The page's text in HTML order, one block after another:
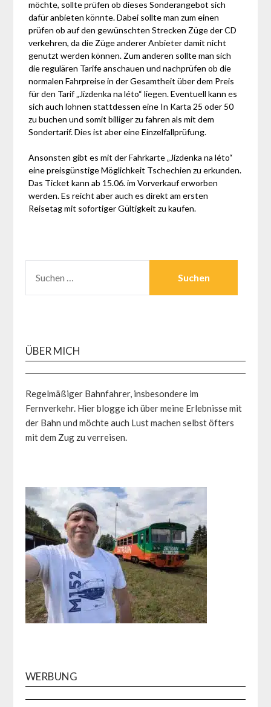
möchte, sollte prüfen ob dieses Sonderangebot sich
dafür anbieten könnte. Dabei sollte man zum einen
prüfen ob auf den gewünschten Strecken Züge der CD
verkehren, da die Züge anderer Anbieter damit nicht
genutzt werden können. Zum anderen sollte man sich
die regulären Tarife anschauen und nachprüfen ob die
normalen Fahrpreise in der Gesamtheit über dem Preis
für den Tarif „Jízdenka na léto“ liegen. Eventuell kann es
sich auch lohnen stattdessen eine In Karta 25 oder 50
zu buchen und somit billiger zu fahren als mit dem
Sondertarif. Dies ist aber eine Einzelfallprüfung.
Ansonsten gibt es mit der Fahrkarte „Jízdenka na léto“
eine preisgünstige Möglichkeit Tschechien zu erkunden.
Das Ticket kann ab 15.06. im Vorverkauf erworben
werden. Es reicht aber auch es direkt am ersten
Reisetag mit sofortiger Gültigkeit zu kaufen.
NACH:
ÜBER MICH
Regelmäßiger Bahnfahrer, insbesondere im
Fernverkehr. Hier blogge ich über meine Erlebnisse mit
der Bahn und möchte auch Lust machen selbst öfters
mit dem Zug zu verreisen.
WERBUNG